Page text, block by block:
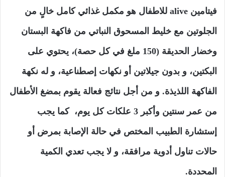
فيتامين alive للاطفال هو مكمل غذائي كامل خالٍ من
الجلوتين مع خليط المسحوق النباتي من فاكهة البستان
وخضار الحديقة (150 ملغ في كل حصة)، يحتوي على
البكتين، و بدون جيلاتين أو نكهات إصطناعية، و له نكهة
الفاكهة اللذيذة. و من أجل نتائج فعالة يقوم بمضغ الأطفال
من عمر سنتين وأكبر 3 علكات كل يوم، كما يجب
إستشارة الطبيب المختص في حالة الإصابة بمرض أو
حالات تناول أدوية مرافقة، و لا يجب تعدي الكمية
المحددة.